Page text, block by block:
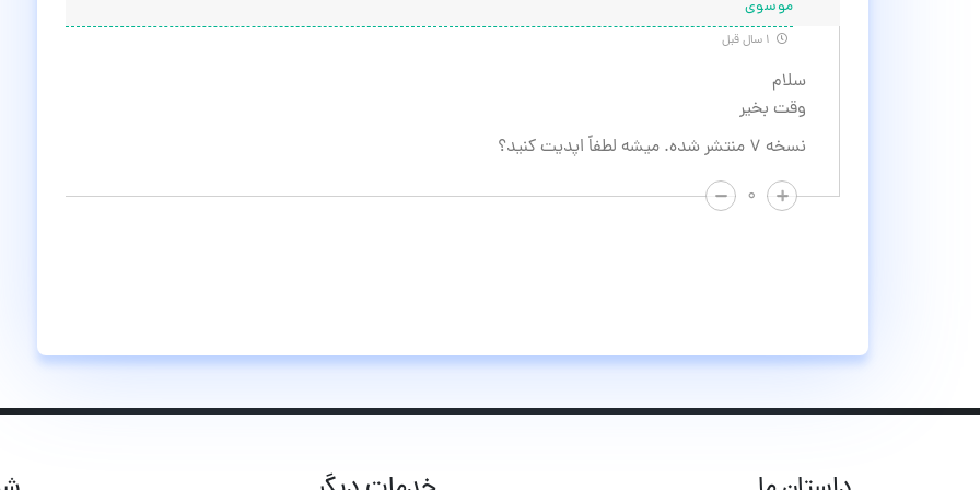
موسوی
سلام
وقت بخیر
نسخه ۷ منتشر شده. میشه لطفاً اپدیت کنید؟
۰